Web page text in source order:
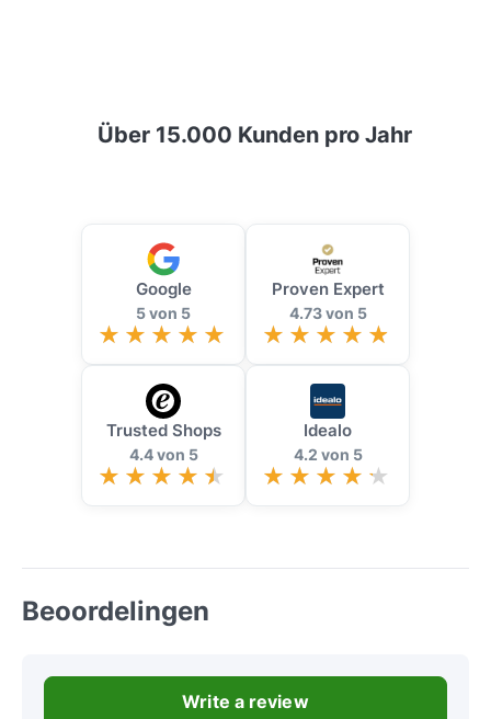
Über 15.000 Kunden pro Jahr
Google
5 von 5
Proven Expert
4.73 von 5
Trusted Shops
4.4 von 5
Idealo
4.2 von 5
Beoordelingen
Write a review